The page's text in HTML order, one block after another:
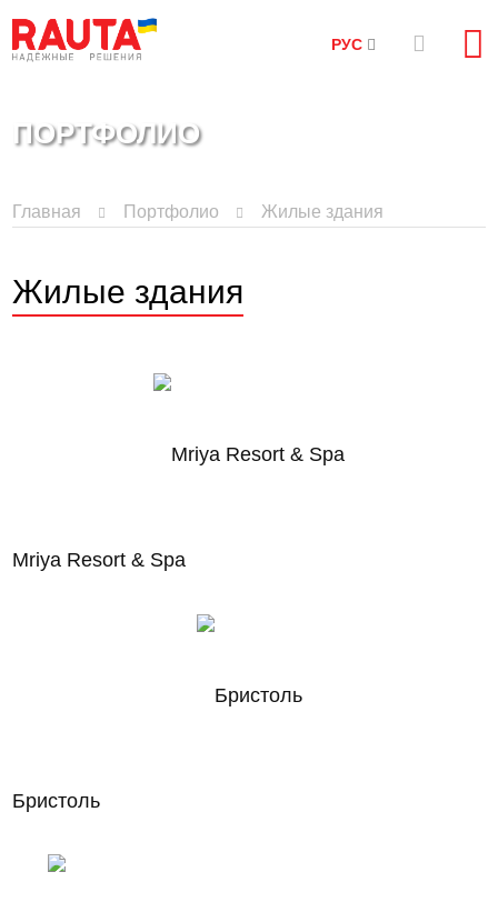
РУС
ПОРТФОЛИО
Главная Портфолио Жилые здания
Жилые здания
Mriya Resort & Spa
Бристоль